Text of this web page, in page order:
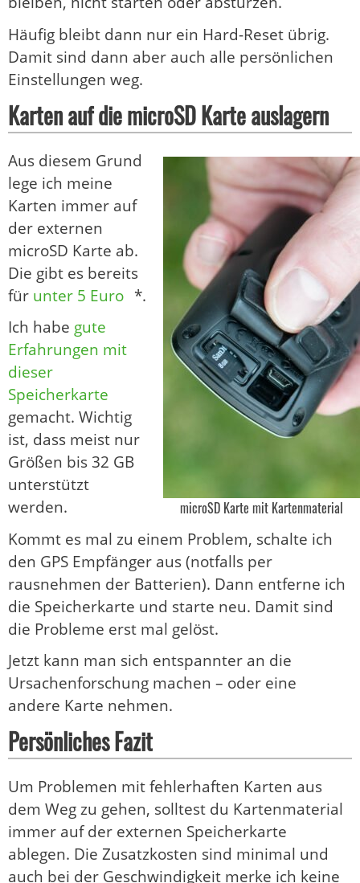
Häufig bleibt dann nur ein Hard-Reset übrig.
Damit sind dann aber auch alle persönlichen
Einstellungen weg.
Karten auf die microSD Karte auslagern
microSD Karte mit Kartenmaterial
Aus diesem Grund
lege ich meine
Karten immer auf
der externen
microSD Karte ab.
Die gibt es bereits
für unter 5 Euro *.
Ich habe gute
Erfahrungen mit
dieser
Speicherkarte
gemacht. Wichtig
ist, dass meist nur
Größen bis 32 GB
unterstützt
werden.
Kommt es mal zu einem Problem, schalte ich
den GPS Empfänger aus (notfalls per
rausnehmen der Batterien). Dann entferne ich
die Speicherkarte und starte neu. Damit sind
die Probleme erst mal gelöst.
Jetzt kann man sich entspannter an die
Ursachenforschung machen – oder eine
andere Karte nehmen.
Persönliches Fazit
Um Problemen mit fehlerhaften Karten aus
dem Weg zu gehen, solltest du Kartenmaterial
immer auf der externen Speicherkarte
ablegen. Die Zusatzkosten sind minimal und
auch bei der Geschwindigkeit merke ich keine